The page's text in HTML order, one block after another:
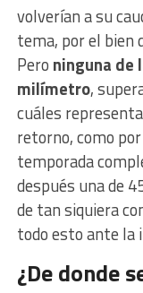
volverían a su
tema, por el bien
Pero ninguna de
milímetro,
cuáles
retorno, como
temporada
después una de
de tan siquiera
todo esto ante la
¿De donde